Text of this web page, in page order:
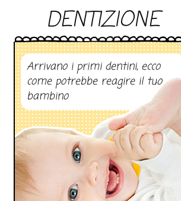
DENTIZIONE
Arrivano i primi dentini, ecco
come potrebbe reagire il tuo
bambino